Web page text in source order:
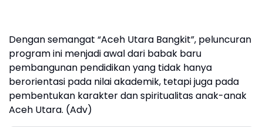
‎Dengan semangat “Aceh Utara Bangkit”, peluncuran
program ini menjadi awal dari babak baru
pembangunan pendidikan yang tidak hanya
berorientasi pada nilai akademik, tetapi juga pada
pembentukan karakter dan spiritualitas anak-anak
Aceh Utara. (Adv)